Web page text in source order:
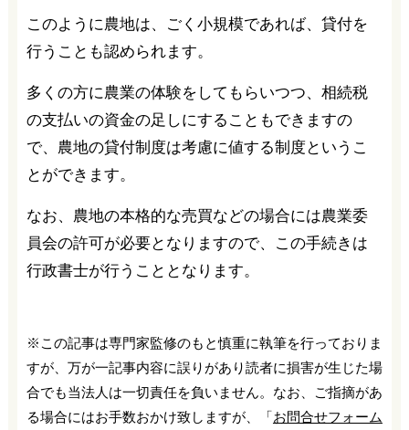
このように農地は、ごく小規模であれば、貸付を
行うことも認められます。
多くの方に農業の体験をしてもらいつつ、相続税
の支払いの資金の足しにすることもできますの
で、農地の貸付制度は考慮に値する制度というこ
とができます。
なお、農地の本格的な売買などの場合には農業委
員会の許可が必要となりますので、この手続きは
行政書士が行うこととなります。
※この記事は専門家監修のもと慎重に執筆を行っておりま
すが、万が一記事内容に誤りがあり読者に損害が生じた場
合でも当法人は一切責任を負いません。なお、ご指摘があ
る場合にはお手数おかけ致しますが、「お問合せフォーム